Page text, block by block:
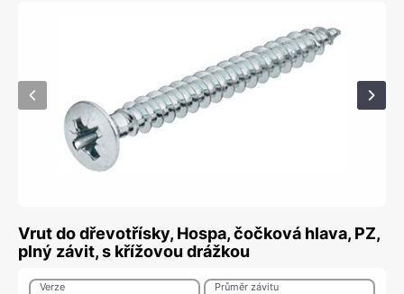
Vrut do dřevotřísky, Hospa, čočková hlava, PZ,
plný závit, s křížovou drážkou
Verze Průměr závitu